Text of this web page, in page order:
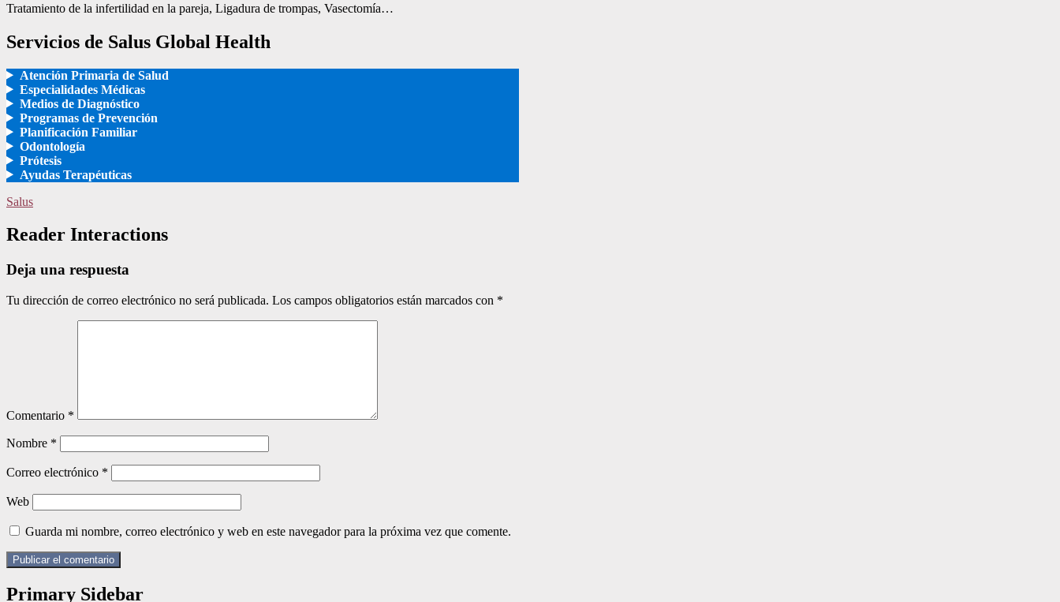
Tratamiento de la infertilidad en la pareja, Ligadura de trompas, Vasectomía…
Servicios de Salus Global Health
Atención Primaria de Salud
Especialidades Médicas
Medios de Diagnóstico
Programas de Prevención
Planificación Familiar
Odontología
Prótesis
Ayudas Terapéuticas
Salus
Reader Interactions
Deja una respuesta
Tu dirección de correo electrónico no será publicada. Los campos obligatorios están marcados con *
Comentario *
Nombre *
Correo electrónico *
Web
Guarda mi nombre, correo electrónico y web en este navegador para la próxima vez que comente.
Primary Sidebar